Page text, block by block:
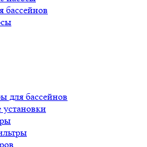
бассейнов
для бассейнов